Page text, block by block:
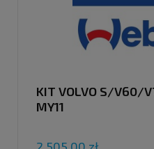
KIT VOLVO S/V60/
MY11